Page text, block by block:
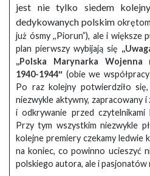
jest nie tylko siedem
dedykowanych polskim
już ósmy ,,Piorun”), ale i większe
plan pierwszy wybijają się
,,Polska Marynarka
1940-1944″ (obie we
Po raz kolejny potwierdziło
niezwykle aktywny, zapracowany i
i odkrywanie przed
Przy tym wszystkim niezwykle
kolejne premiery czekamy ledwie
na koniec, co powinno ucieszyć
polskiego autora, ale i pasjonatów